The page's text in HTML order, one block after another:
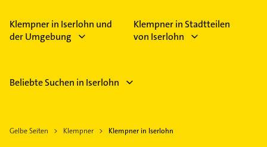
Klempner in Iserlohn und
der Umgebung
Klempner in Stadtteilen
von Iserlohn
Beliebte Suchen in Iserlohn
Gelbe Seiten Klempner Klempner in Iserlohn